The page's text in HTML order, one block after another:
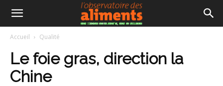
Accueil Qualité
Le foie gras, direction la
Chine